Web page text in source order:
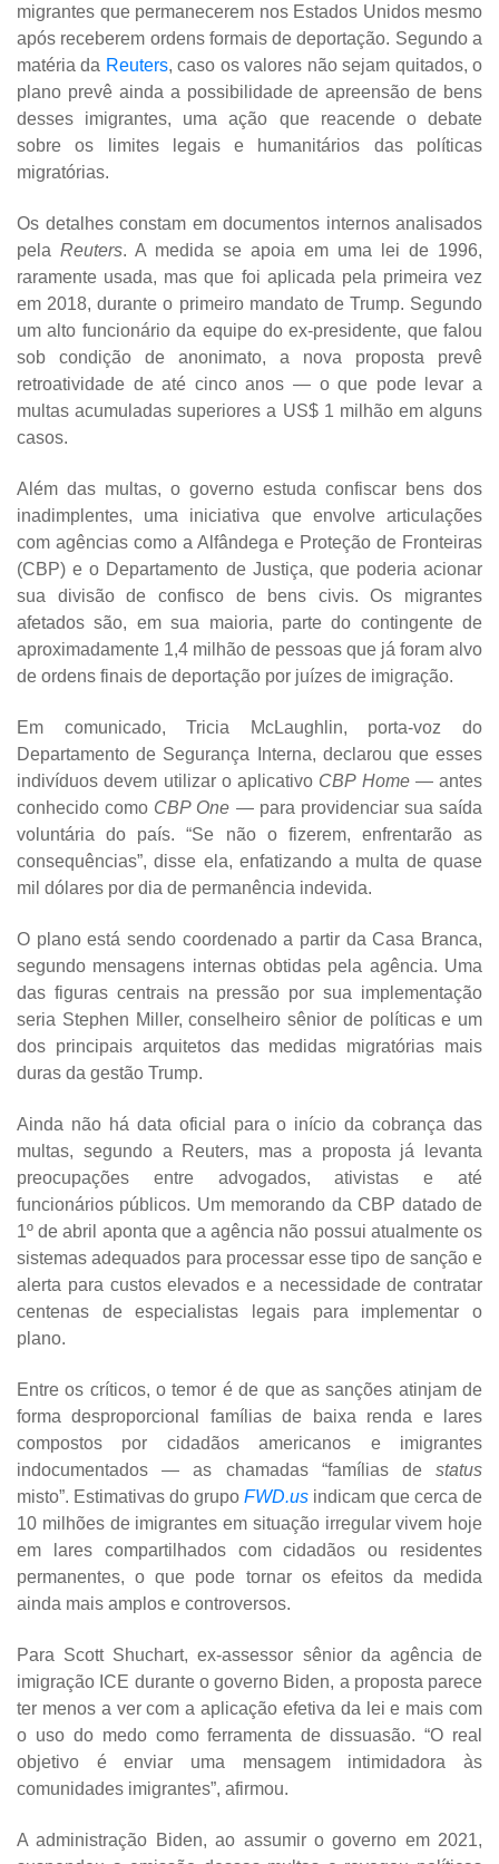
migrantes que permanecerem nos Estados Unidos mesmo
após receberem ordens formais de deportação. Segundo a
matéria da Reuters, caso os valores não sejam quitados, o
plano prevê ainda a possibilidade de apreensão de bens
desses imigrantes, uma ação que reacende o debate
sobre os limites legais e humanitários das políticas
migratórias.
Os detalhes constam em documentos internos analisados
pela Reuters. A medida se apoia em uma lei de 1996,
raramente usada, mas que foi aplicada pela primeira vez
em 2018, durante o primeiro mandato de Trump. Segundo
um alto funcionário da equipe do ex-presidente, que falou
sob condição de anonimato, a nova proposta prevê
retroatividade de até cinco anos — o que pode levar a
multas acumuladas superiores a US$ 1 milhão em alguns
casos.
Além das multas, o governo estuda confiscar bens dos
inadimplentes, uma iniciativa que envolve articulações
com agências como a Alfândega e Proteção de Fronteiras
(CBP) e o Departamento de Justiça, que poderia acionar
sua divisão de confisco de bens civis. Os migrantes
afetados são, em sua maioria, parte do contingente de
aproximadamente 1,4 milhão de pessoas que já foram alvo
de ordens finais de deportação por juízes de imigração.
Em comunicado, Tricia McLaughlin, porta-voz do
Departamento de Segurança Interna, declarou que esses
indivíduos devem utilizar o aplicativo CBP Home— antes
conhecido como CBP One — para providenciar sua saída
voluntária do país. “Se não o fizerem, enfrentarão as
consequências”, disse ela, enfatizando a multa de quase
mil dólares por dia de permanência indevida.
O plano está sendo coordenado a partir da Casa Branca,
segundo mensagens internas obtidas pela agência. Uma
das figuras centrais na pressão por sua implementação
seria Stephen Miller, conselheiro sênior de políticas e um
dos principais arquitetos das medidas migratórias mais
duras da gestão Trump.
Ainda não há data oficial para o início da cobrança das
multas, segundo a Reuters, mas a proposta já levanta
preocupações entre advogados, ativistas e até
funcionários públicos. Um memorando da CBP datado de
1º de abril aponta que a agência não possui atualmente os
sistemas adequados para processar esse tipo de sanção e
alerta para custos elevados e a necessidade de contratar
centenas de especialistas legais para implementar o
plano.
Entre os críticos, o temor é de que as sanções atinjam de
forma desproporcional famílias de baixa renda e lares
compostos por cidadãos americanos e imigrantes
indocumentados — as chamadas “famílias de status
misto”. Estimativas do grupo FWD.us indicam que cerca de
10 milhões de imigrantes em situação irregular vivem hoje
em lares compartilhados com cidadãos ou residentes
permanentes, o que pode tornar os efeitos da medida
ainda mais amplos e controversos.
Para Scott Shuchart, ex-assessor sênior da agência de
imigração ICE durante o governo Biden, a proposta parece
ter menos a ver com a aplicação efetiva da lei e mais com
o uso do medo como ferramenta de dissuasão. “O real
objetivo é enviar uma mensagem intimidadora às
comunidades imigrantes”, afirmou.
A administração Biden, ao assumir o governo em 2021,